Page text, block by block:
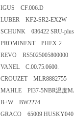
IGUS CF.006.D
LUBER KF2-SR2-EX2W
SCHUNK 036422 SRU-plus
PROMINENT PHEX-2
REVO RS5025005800000
VANEL C.00.75.0600.
CROUZET MLR8882755
MAHLE PI37-5NBR温度
B+W BW2274
GRACO 65009 HUSKY040